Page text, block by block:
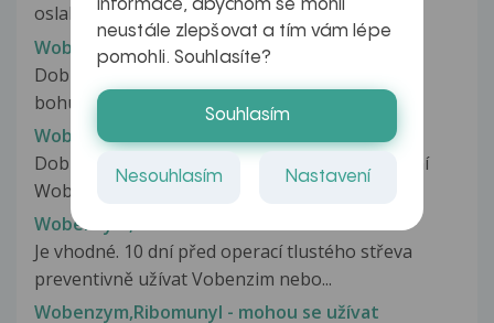
oslabenou imunitu a dle...
Wobenzym pro regeneraci po zlomenině
Dobrý den, můj syn je profesionální hokejista a
bohužel si zlomil zánartní kost.Lékař...
Wobenzym u zánětů močových cest
Dobrý den, poradil/a byste mi, jaké je dávkování
Wobenzymu při prevenci zánětu...
Wobenzym, Penoxal
Je vhodné. 10 dní před operací tlustého střeva
preventivně užívat Vobenzim nebo...
Wobenzym,Ribomunyl - mohou se užívat
informace, abychom se mohli
neustále zlepšovat a tím vám lépe
pomohli. Souhlasíte?
Souhlasím
Nesouhlasím Nastavení